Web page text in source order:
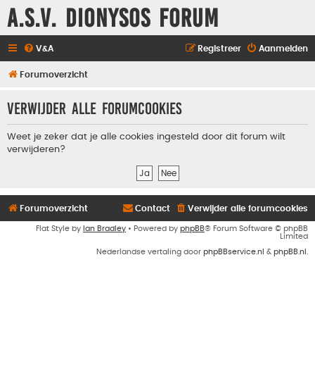
A.S.V. Dionysos Forum
V&A Aanmelden
Registreer
Forumoverzicht
Verwijder alle forumcookies
Weet je zeker dat je alle cookies ingesteld door dit forum wilt
verwijderen?
Forumoverzicht Verwijder alle forumcookies
Contact
Flat Style by Ian Bradley • Powered by phpBB® Forum Software © phpBB
Limited
Nederlandse vertaling door phpBBservice.nl & phpBB.nl